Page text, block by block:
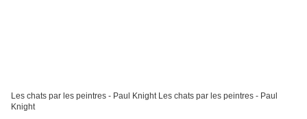
Les chats par les peintres - Paul Knight Les chats par les peintres - Paul
Knight